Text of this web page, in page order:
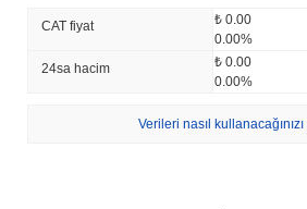
CAT fiyat
₺ 0.00
0.00%
24sa hacim
₺ 0.00
0.00%
Verileri nasıl